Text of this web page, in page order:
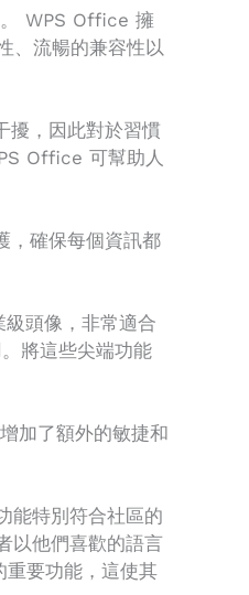
WPS Office 擁
、流暢的兼容性以
擾，因此對於習慣
Office 可幫助人
，確保每個資訊都
頭像，非常適合
將這些尖端功能
加了額外的敏捷和
能特別符合社區的
以他們喜歡的語言
要功能，這使其